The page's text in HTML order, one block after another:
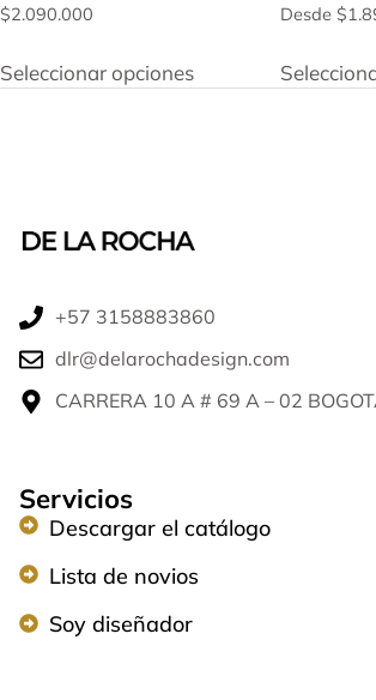
$2.090.000
Seleccionar opciones
Desde $
+57 3158883860​
dlr@delarochadesign.com
CARRERA 10 A # 69 A – 02
Servicios
Descargar el catálogo
Lista de novios
Soy diseñador